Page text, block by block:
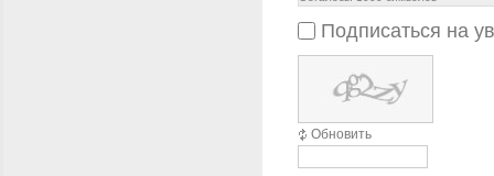
Подписаться на
Обновить